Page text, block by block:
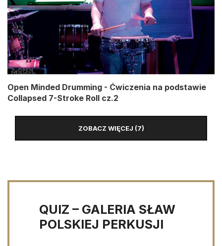
Open Minded Drumming - Ćwiczenia na podstawie
Collapsed 7-Stroke Roll cz.2
ZOBACZ WIĘCEJ (7)
QUIZ – GALERIA SŁAW
POLSKIEJ PERKUSJI